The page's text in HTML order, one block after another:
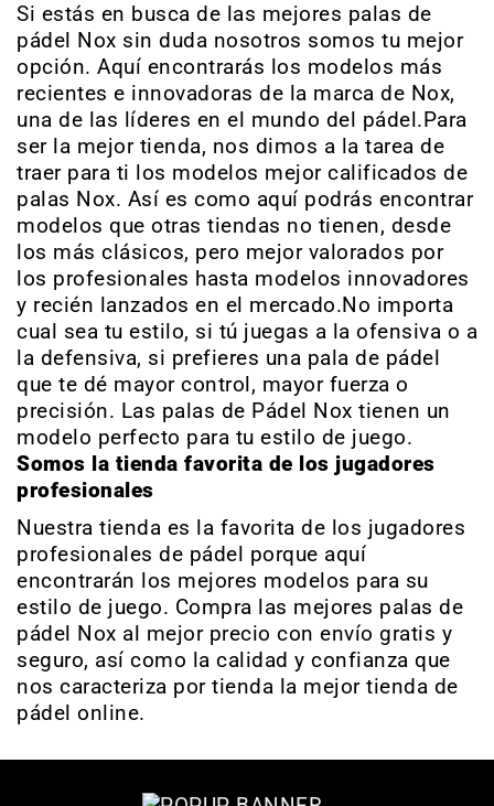
Si estás en busca de las mejores palas de
pádel Nox sin duda nosotros somos tu mejor
opción. Aquí encontrarás los modelos más
recientes e innovadoras de la marca de Nox,
una de las líderes en el mundo del pádel.Para
ser la mejor tienda, nos dimos a la tarea de
traer para ti los modelos mejor calificados de
palas Nox. Así es como aquí podrás encontrar
modelos que otras tiendas no tienen, desde
los más clásicos, pero mejor valorados por
los profesionales hasta modelos innovadores
y recién lanzados en el mercado.No importa
cual sea tu estilo, si tú juegas a la ofensiva o a
la defensiva, si prefieres una pala de pádel
que te dé mayor control, mayor fuerza o
precisión. Las palas de Pádel Nox tienen un
modelo perfecto para tu estilo de juego.
Somos la tienda favorita de los jugadores
profesionales
Nuestra tienda es la favorita de los jugadores
profesionales de pádel porque aquí
encontrarán los mejores modelos para su
estilo de juego. Compra las mejores palas de
pádel Nox al mejor precio con envío gratis y
seguro, así como la calidad y confianza que
nos caracteriza por tienda la mejor tienda de
pádel online.